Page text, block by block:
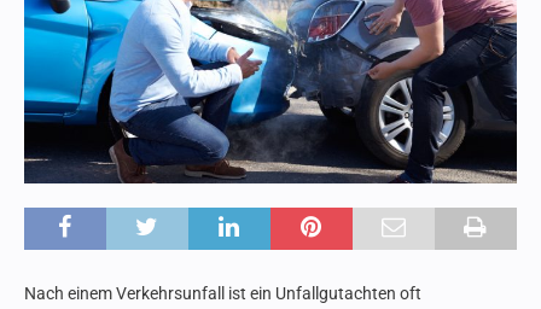
Nach einem Verkehrsunfall ist ein Unfallgutachten oft